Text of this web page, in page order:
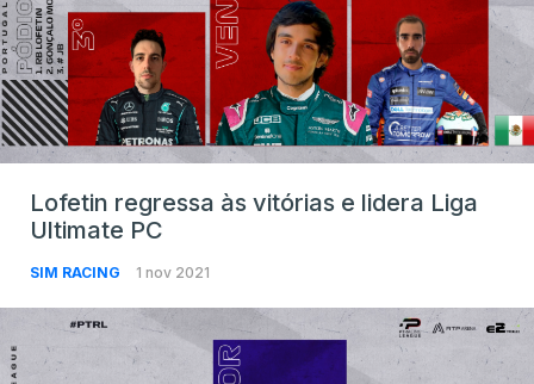
Lofetin regressa às vitórias e lidera Liga
Ultimate PC
SIM RACING 1 nov 2021